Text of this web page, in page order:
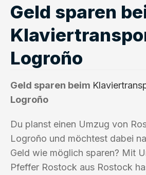
Geld sparen
Logroño
Geld sparen beim
Logroño
Du planst einen Umzug von
Logroño und möchtest dabei
Geld wie möglich sparen? Mit
Pfeffer Rostock aus Rostock